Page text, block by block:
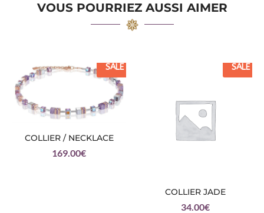
VOUS POURRIEZ AUSSI AIMER
SALE
COLLIER / NECKLACE
169.00€
SALE
COLLIER JADE
34.00€